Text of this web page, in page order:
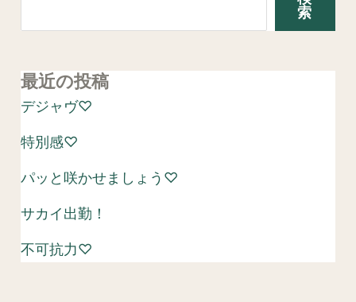
索
最近の投稿
デジャヴ♡
特別感♡
パッと咲かせましょう♡
サカイ出勤！
不可抗力♡